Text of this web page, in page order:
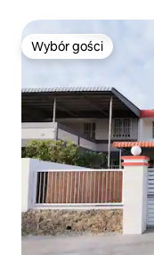
osób)
Wybór gości
Wybór gości